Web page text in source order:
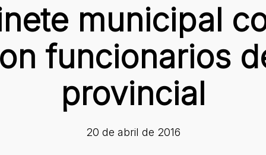
municipal
funcionarios
provincial
20 de abril de 2016